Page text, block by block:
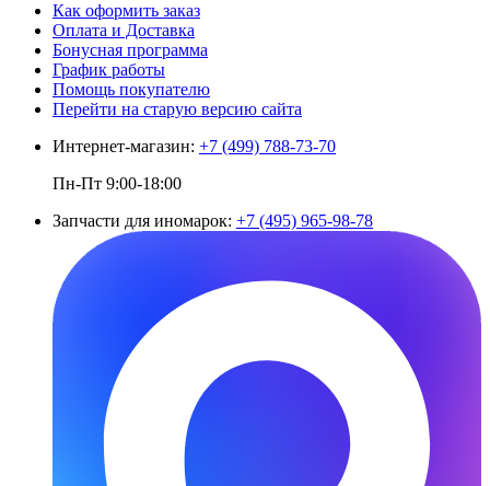
Как оформить заказ
Оплата и Доставка
Бонусная программа
График работы
Помощь покупателю
Перейти на старую версию сайта
Интернет-магазин: +7 (499) 788-73-70
Пн-Пт 9:00-18:00
Запчасти для иномарок: +7 (495) 965-98-78